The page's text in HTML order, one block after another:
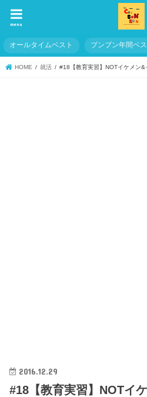
menu
オールタイムベスト ブンブン年間ベス
HOME 就活 #18【教育実習】NOTイケメン
2016.12.29
#18【教育実習】NOTイ